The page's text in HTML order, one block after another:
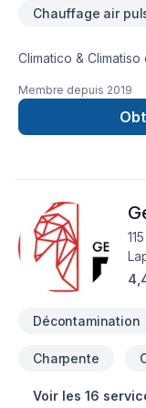
responsabilité et
Chauffage air
Climatico &
spécialistes pour : -
greniers -
(thermopompe, fournaise
de paiement offert.
Membre depuis 2019
Décontamination
Charpente
Voir les 16